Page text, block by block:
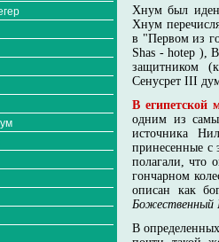
Хнум был
Хнум
в "Первом из
Shas - hotep ),
защитником
Сенусрет III
В египетской
одним из
источника
принесенные с
полагали, что
гончарном
описан как
Божественный
В